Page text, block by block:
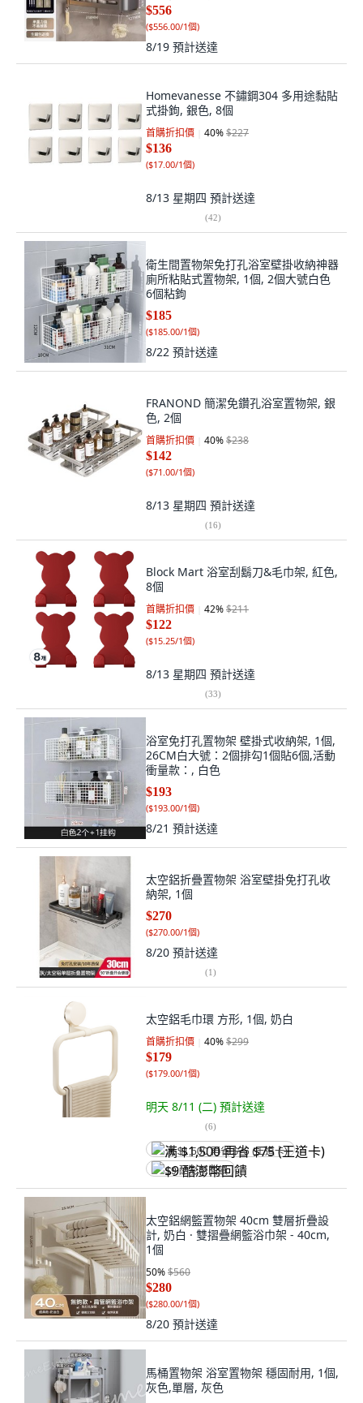
$556
($556.00/1個)
8/19 預計送達
Homevanesse 不鏽鋼304 多用途黏貼
式掛鉤, 銀色, 8個
首購折扣價 40%$227
$136
($17.00/1個)
8/13 星期四 預計送達
(42)
衛生間置物架免打孔浴室壁掛收納神器
廁所粘貼式置物架, 1個, 2個大號白色
6個粘鉤
$185
($185.00/1個)
8/22 預計送達
FRANOND 簡潔免鑽孔浴室置物架, 銀
色, 2個
首購折扣價 40%$238
$142
($71.00/1個)
8/13 星期四 預計送達
(16)
Block Mart 浴室刮鬍刀&毛巾架, 紅色,
8個
首購折扣價 42%$211
$122
($15.25/1個)
8/13 星期四 預計送達
(33)
浴室免打孔置物架 壁掛式收納架, 1個,
26CM白大號：2個排勾1個貼6個,活動
衝量款：, 白色
$193
($193.00/1個)
8/21 預計送達
太空鋁折疊置物架 浴室壁掛免打孔收
納架, 1個
$270
($270.00/1個)
8/20 預計送達
(1)
太空鋁毛巾環 方形, 1個, 奶白
首購折扣價 40%$299
$179
($179.00/1個)
明天 8/11 (二) 預計送達
(6)
满 $1,500 再省 $75 (王道卡)
$9 酷澎幣回饋
太空鋁網籃置物架 40cm 雙層折疊設
計, 奶白 · 雙摺疊網籃浴巾架 - 40cm,
1個
50%$560
$280
($280.00/1個)
8/20 預計送達
馬桶置物架 浴室置物架 穩固耐用, 1個,
灰色,單層, 灰色